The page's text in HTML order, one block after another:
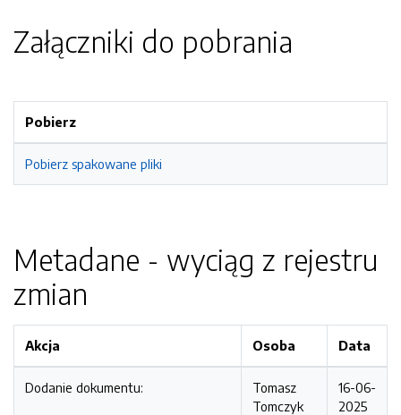
Załączniki do pobrania
Pobierz
Pobierz spakowane pliki
Metadane - wyciąg z rejestru
zmian
Akcja Osoba Data
Dodanie dokumentu:
Tomasz
Tomczyk
16-06-
2025